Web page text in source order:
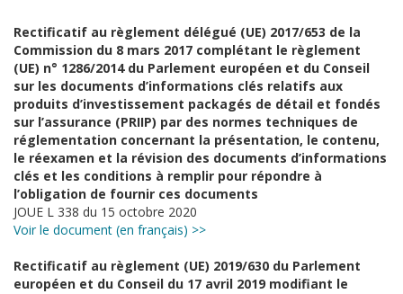
Rectificatif au règlement délégué (UE) 2017/653 de la
Commission du 8 mars 2017 complétant le règlement
(UE) n° 1286/2014 du Parlement européen et du Conseil
sur les documents d’informations clés relatifs aux
produits d’investissement packagés de détail et fondés
sur l’assurance (PRIIP) par des normes techniques de
réglementation concernant la présentation, le contenu,
le réexamen et la révision des documents d’informations
clés et les conditions à remplir pour répondre à
l’obligation de fournir ces documents
JOUE L 338 du 15 octobre 2020
Voir le document (en français) >>
Rectificatif au règlement (UE) 2019/630 du Parlement
européen et du Conseil du 17 avril 2019 modifiant le